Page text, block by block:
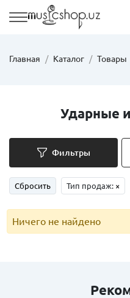
Главная Каталог Товары
Ударные
Фильтры
Сбросить Тип продаж: ×
Ничего не найдено